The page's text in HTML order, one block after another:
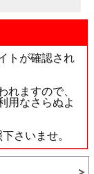
トが確認され
れますので、
用なさらぬよ
さいませ。